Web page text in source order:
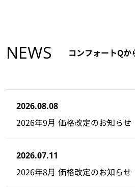
NEWS コンフォートQか
2026.08.08
2026年9月 価格改定のお知らせ
2026.07.11
2026年8月 価格改定のお知らせ